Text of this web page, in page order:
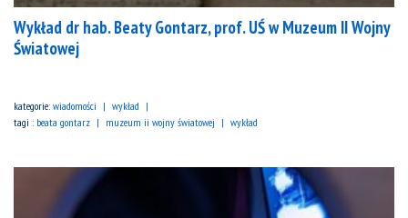
Wykład dr hab. Beaty Gontarz, prof. UŚ w Muzeum II Wojny
Światowej
kategorie: wiadomości
wykład
tagi : beata gontarz muzeum ii wojny światowej wykład